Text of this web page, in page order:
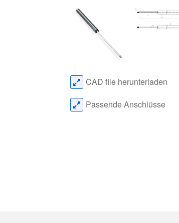
CAD file herunterladen
Passende Anschlüsse